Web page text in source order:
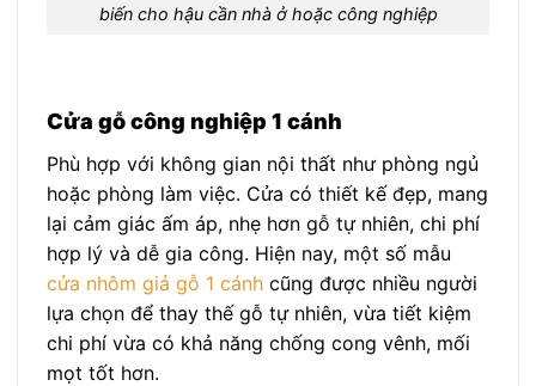
biến cho hậu cần nhà ở hoặc công nghiệp
Cửa gỗ công nghiệp 1 cánh
Phù hợp với không gian nội thất như phòng ngủ
hoặc phòng làm việc. Cửa có thiết kế đẹp, mang
lại cảm giác ấm áp, nhẹ hơn gỗ tự nhiên, chi phí
hợp lý và dễ gia công. Hiện nay, một số mẫu
cửa nhôm giả gỗ 1 cánh cũng được nhiều người
lựa chọn để thay thế gỗ tự nhiên, vừa tiết kiệm
chi phí vừa có khả năng chống cong vênh, mối
mọt tốt hơn.